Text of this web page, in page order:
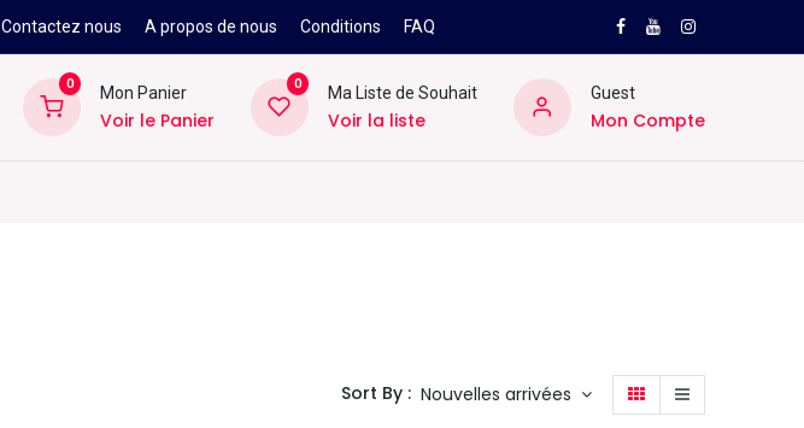
Contactez nous A propos de nous Conditions FAQ
0
Mon Panier
Voir le Panier
0
Ma Liste de Souhait
Voir la liste
Guest
Mon Compte
Sort By : Nouvelles arrivées